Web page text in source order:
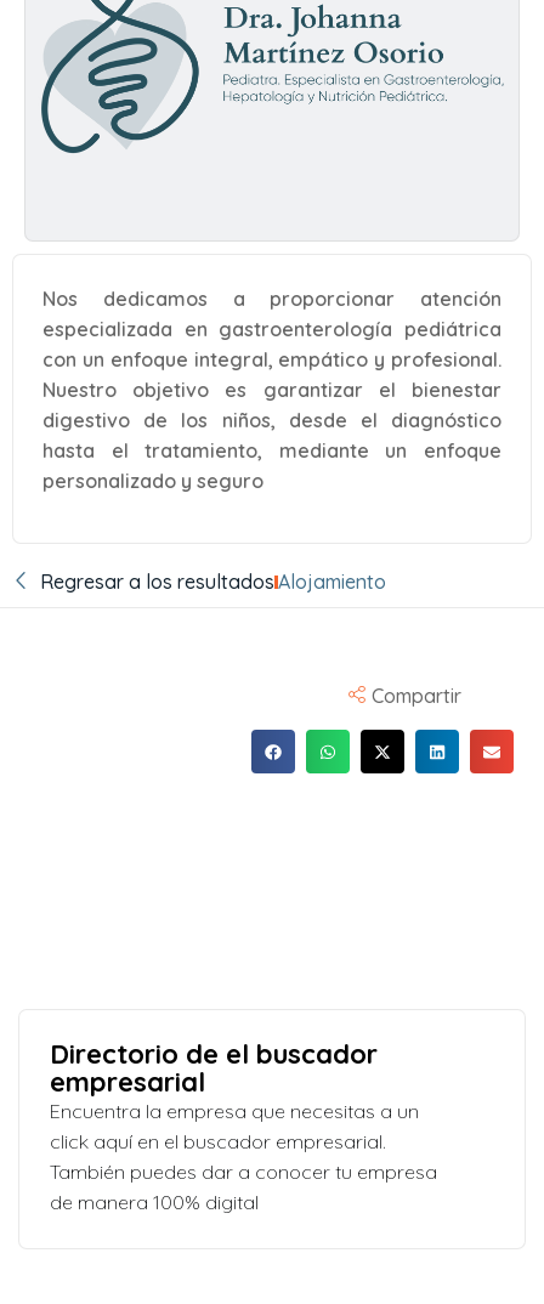
Nos dedicamos a proporcionar atención
especializada en gastroenterología pediátrica
con un enfoque integral, empático y profesional.
Nuestro objetivo es garantizar el bienestar
digestivo de los niños, desde el diagnóstico
hasta el tratamiento, mediante un enfoque
personalizado y seguro
Regresar a los resultadosAlojamiento
Compartir
Directorio de el buscador
empresarial
Encuentra la empresa que necesitas a un
click aquí en el buscador empresarial.
También puedes dar a conocer tu empresa
de manera 100% digital